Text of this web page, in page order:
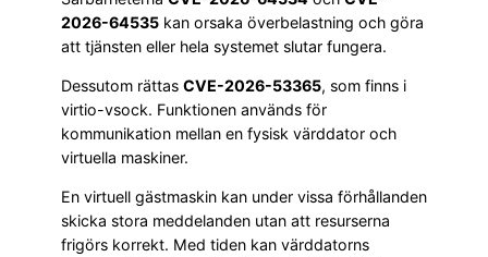
2026-64535 kan orsaka överbelastning och göra
att tjänsten eller hela systemet slutar fungera.
Dessutom rättas CVE-2026-53365, som finns i
virtio-vsock. Funktionen används för
kommunikation mellan en fysisk värddator och
virtuella maskiner.
En virtuell gästmaskin kan under vissa förhållanden
skicka stora meddelanden utan att resurserna
frigörs korrekt. Med tiden kan värddatorns